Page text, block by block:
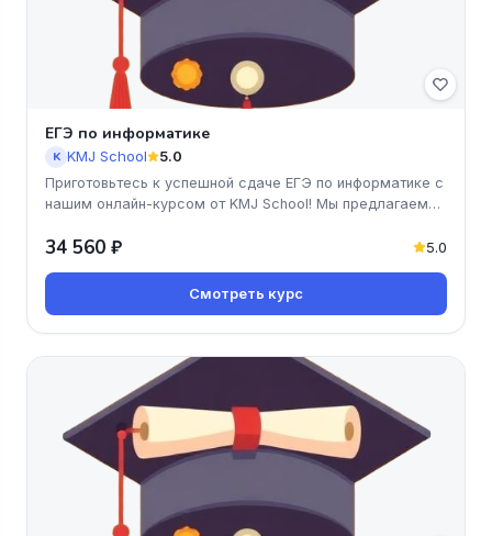
ЕГЭ по информатике
K KMJ School 5.0
Приготовьтесь к успешной сдаче ЕГЭ по информатике с
нашим онлайн-курсом от KMJ School! Мы предлагаем
34 560 ₽ 5.0
Смотреть курс